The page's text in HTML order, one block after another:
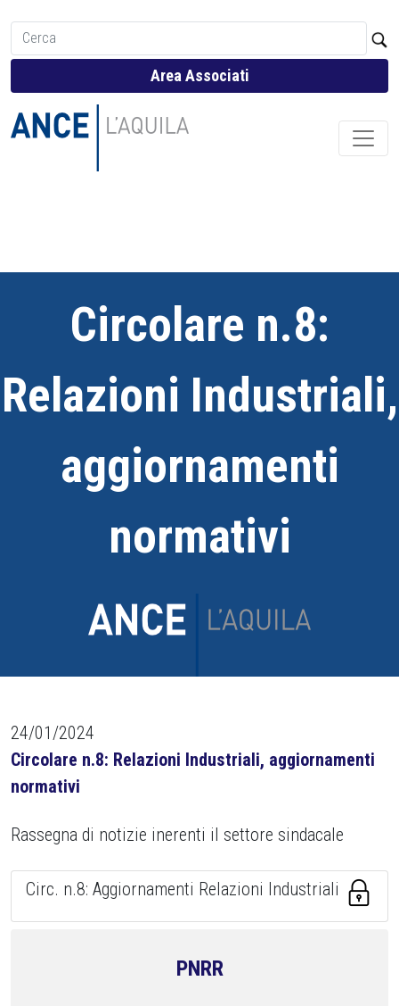
Area Associati
Circolare n.8:
Relazioni Industriali,
aggiornamenti
normativi
24/01/2024
Circolare n.8: Relazioni Industriali, aggiornamenti
normativi
Rassegna di notizie inerenti il settore sindacale
Circ. n.8: Aggiornamenti Relazioni Industriali
PNRR